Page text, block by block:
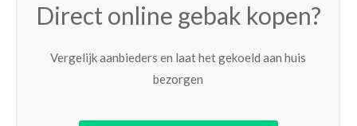
Direct online gebak kopen?
Vergelijk aanbieders en laat het gekoeld aan huis
bezorgen